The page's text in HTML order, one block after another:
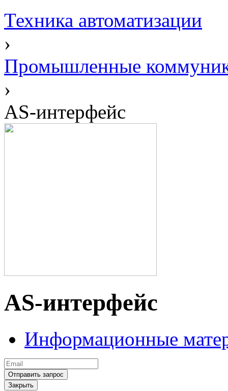
Техника автоматизации
›
Промышленные
›
AS-интерфейс
AS-интерфейс
Информационные
Закрыть